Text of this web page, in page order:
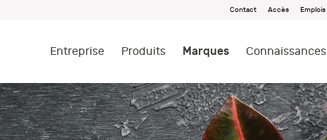
Contact Accès Emplois
Entreprise Produits Marques Connaissances